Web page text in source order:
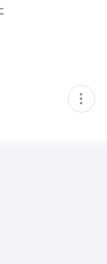
현
재